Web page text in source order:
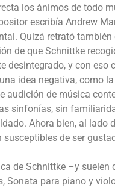
los ánimos de todo
escribía Andrew
Quizá retrató
de que Schnittke
y con eso
idea negativa, como
audición de música
sinfonías, sin
Ahora bien, al lado
de ser
de Schnittke –y
Sonata para piano y